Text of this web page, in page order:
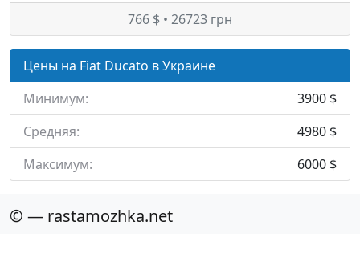
766 $ • 26723 грн
Цены на Fiat Ducato в Украине
Минимум:
3900 $
Средняя:
4980 $
Максимум:
6000 $
© — rastamozhka.net